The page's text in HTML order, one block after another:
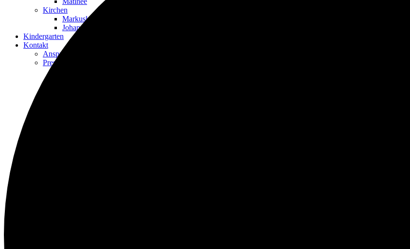
Kirchen
Markuskirche
Johanniskirche
Kindergarten
Kontakt
Ansprechpartner*innen
Presbyterium